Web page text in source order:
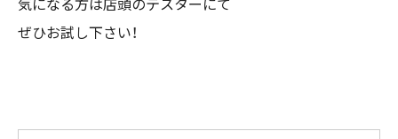
気になる方は店頭のテスターにて
ぜひお試し下さい！